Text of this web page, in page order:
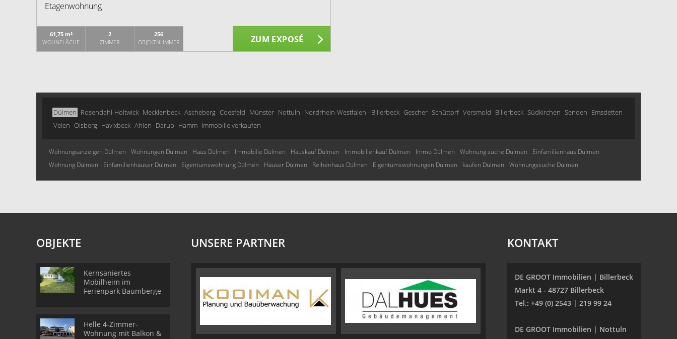
Etagenwohnung
61,75 m²
WOHNFLÄCHE
2
ZIMMER
256
OBJEKTNUMMER
ZUM EXPOSÉ
Dülmen Rosendahl-Holtwick Mecklenbeck Ascheberg Coesfeld Münster Nottuln Nordrhein-Westfalen - Billerbeck Gescher Schüttorf Versmold Billerbeck Südkirchen Senden Emsdetten
Velen Olsberg Havixbeck Ahlen Darup Hamm Immobilie verkaufen
Wohnungsanzeigen Dülmen Wohnungen Dülmen Haus Dülmen Immobilie Dülmen Hauskauf Dülmen Immobilienkauf Dülmen Immo Dülmen Wohnung suche Dülmen
Einfamilienhaus Dülmen
Wohnung Dülmen
Einfamilienhäuser Dülmen Eigentumswohnung Dülmen Häuser Dülmen Reihenhaus Dülmen Eigentumswohnungen Dülmen kaufen Dülmen Wohnungssuche Dülmen
OBJEKTE
Kernsaniertes
Mobilheim im
Ferienpark Baumberge
Helle 4-Zimmer-
Wohnung mit Balkon &
UNSERE PARTNER KONTAKT
DE GROOT Immobilien | Billerbeck
Markt 4 - 48727 Billerbeck
Tel.: +49 (0) 2543 | 219 99 24
DE GROOT Immobilien | Nottuln